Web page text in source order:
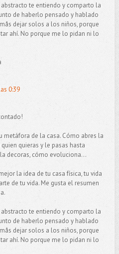
te entiendo y comparto la
de haberlo pensado y hablado
dejar solos a los niños, porque
ahí. No porque me lo pidan ni lo
0:39
metáfora de la casa. Cómo abres la
quieras y le pasas hasta
decoras, cómo evoluciona...
la idea de tu casa física, tu vida
de tu vida. Me gusta el resumen
te entiendo y comparto la
de haberlo pensado y hablado
dejar solos a los niños, porque
ahí. No porque me lo pidan ni lo